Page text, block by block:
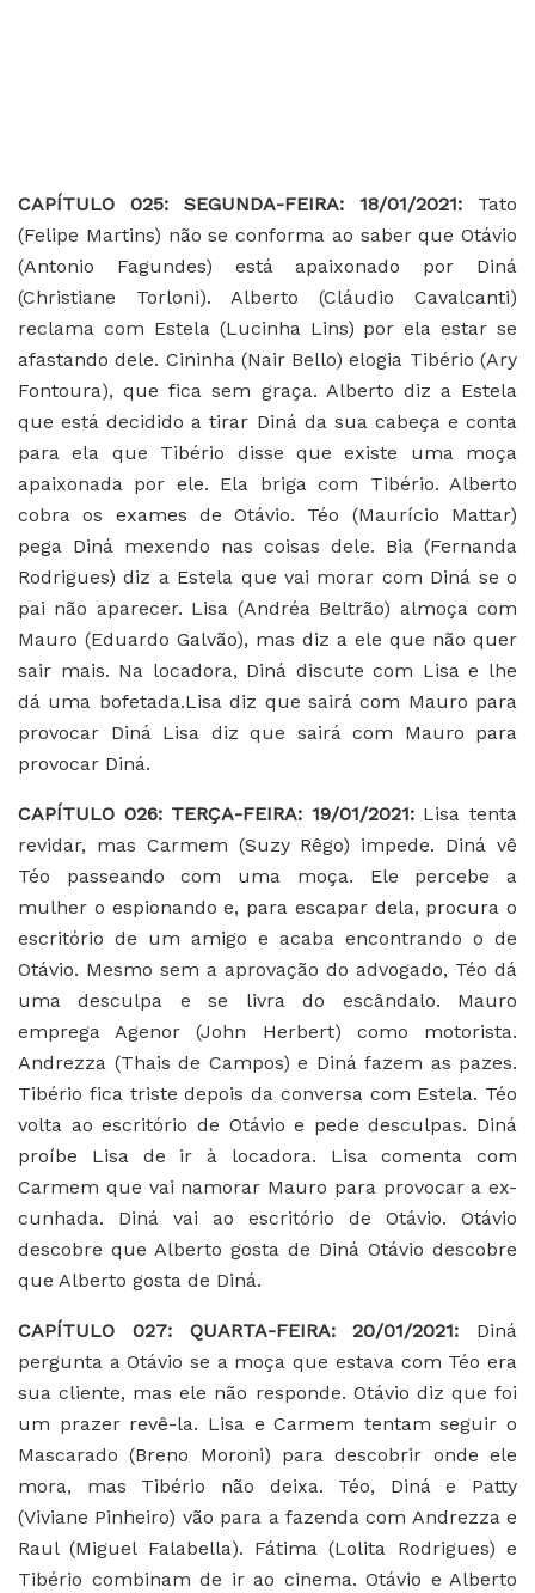
CAPÍTULO 025: SEGUNDA-FEIRA: 18/01/2021: Tato
(Felipe Martins) não se conforma ao saber que Otávio
(Antonio Fagundes) está apaixonado por Diná
(Christiane Torloni). Alberto (Cláudio Cavalcanti)
reclama com Estela (Lucinha Lins) por ela estar se
afastando dele. Cininha (Nair Bello) elogia Tibério (Ary
Fontoura), que fica sem graça. Alberto diz a Estela
que está decidido a tirar Diná da sua cabeça e conta
para ela que Tibério disse que existe uma moça
apaixonada por ele. Ela briga com Tibério. Alberto
cobra os exames de Otávio. Téo (Maurício Mattar)
pega Diná mexendo nas coisas dele. Bia (Fernanda
Rodrigues) diz a Estela que vai morar com Diná se o
pai não aparecer. Lisa (Andréa Beltrão) almoça com
Mauro (Eduardo Galvão), mas diz a ele que não quer
sair mais. Na locadora, Diná discute com Lisa e lhe
dá uma bofetada.Lisa diz que sairá com Mauro para
provocar Diná Lisa diz que sairá com Mauro para
provocar Diná.
CAPÍTULO 026: TERÇA-FEIRA: 19/01/2021: Lisa tenta
revidar, mas Carmem (Suzy Rêgo) impede. Diná vê
Téo passeando com uma moça. Ele percebe a
mulher o espionando e, para escapar dela, procura o
escritório de um amigo e acaba encontrando o de
Otávio. Mesmo sem a aprovação do advogado, Téo dá
uma desculpa e se livra do escândalo. Mauro
emprega Agenor (John Herbert) como motorista.
Andrezza (Thais de Campos) e Diná fazem as pazes.
Tibério fica triste depois da conversa com Estela. Téo
volta ao escritório de Otávio e pede desculpas. Diná
proíbe Lisa de ir à locadora. Lisa comenta com
Carmem que vai namorar Mauro para provocar a ex-
cunhada. Diná vai ao escritório de Otávio. Otávio
descobre que Alberto gosta de Diná Otávio descobre
que Alberto gosta de Diná.
CAPÍTULO 027: QUARTA-FEIRA: 20/01/2021: Diná
pergunta a Otávio se a moça que estava com Téo era
sua cliente, mas ele não responde. Otávio diz que foi
um prazer revê-la. Lisa e Carmem tentam seguir o
Mascarado (Breno Moroni) para descobrir onde ele
mora, mas Tibério não deixa. Téo, Diná e Patty
(Viviane Pinheiro) vão para a fazenda com Andrezza e
Raul (Miguel Falabella). Fátima (Lolita Rodrigues) e
Tibério combinam de ir ao cinema. Otávio e Alberto